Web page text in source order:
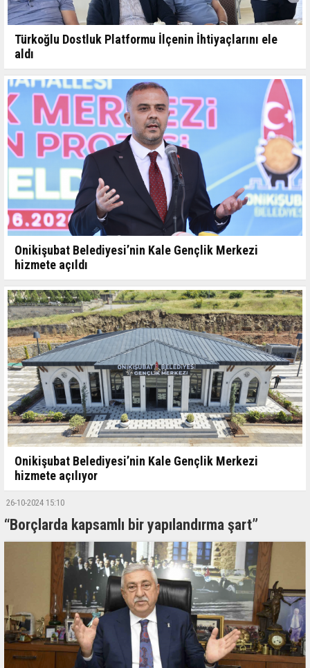
Türkoğlu Dostluk Platformu İlçenin İhtiyaçlarını ele
aldı
Onikişubat Belediyesi’nin Kale Gençlik Merkezi
hizmete açıldı
Onikişubat Belediyesi’nin Kale Gençlik Merkezi
hizmete açılıyor
26-10-2024 15:10
“Borçlarda kapsamlı bir yapılandırma şart”